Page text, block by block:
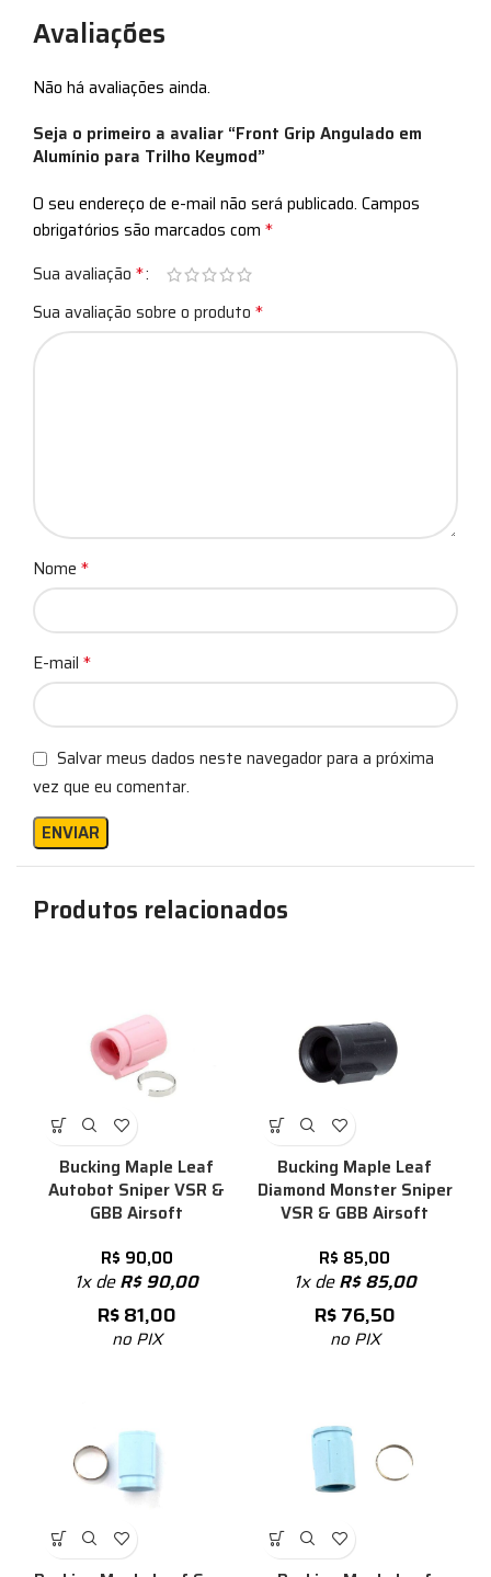
Avaliações
Não há avaliações ainda.
Seja o primeiro a avaliar “Front Grip Angulado em
Alumínio para Trilho Keymod”
O seu endereço de e-mail não será publicado. Campos
obrigatórios são marcados com *
Sua avaliação *
Sua avaliação sobre o produto *
Nome *
E-mail *
Salvar meus dados neste navegador para a próxima
vez que eu comentar.
Produtos relacionados
Bucking Maple Leaf
Autobot Sniper VSR &
GBB Airsoft
R$ 90,00
1x deR$90,00
R$81,00
no PIX
Bucking Maple Leaf
Diamond Monster Sniper
VSR & GBB Airsoft
R$ 85,00
1x deR$85,00
R$76,50
no PIX